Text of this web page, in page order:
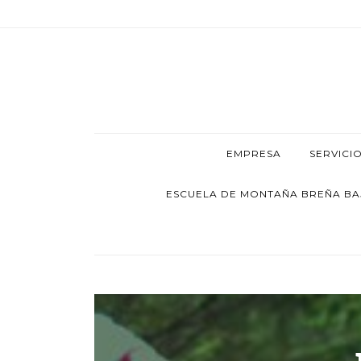
EMPRESA
ESCUELA DE MONTAÑA BREÑA